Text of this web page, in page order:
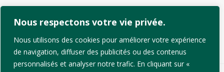
Nous respectons votre vie privée.
Nous utilisons des cookies pour améliorer votre expérience
de navigation, diffuser des publicités ou des contenus
personnalisés et analyser notre trafic. En cliquant sur «
+41 21 811 31 00
info@dpcsolutions.com